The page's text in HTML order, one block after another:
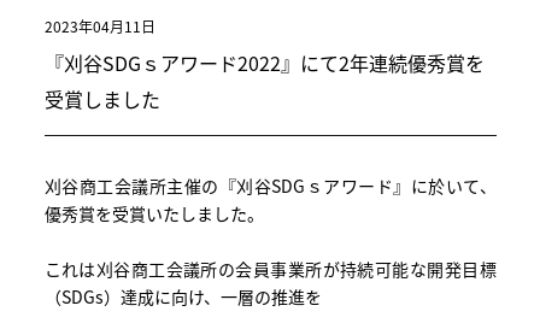
2023年04月11日
『刈谷SDGｓアワード2022』にて2年連続優秀賞を
受賞しました
刈谷商工会議所主催の『刈谷SDGｓアワード』に於いて、
優秀賞を受賞いたしました。
これは刈谷商工会議所の会員事業所が持続可能な開発目標
（SDGs）達成に向け、一層の推進を